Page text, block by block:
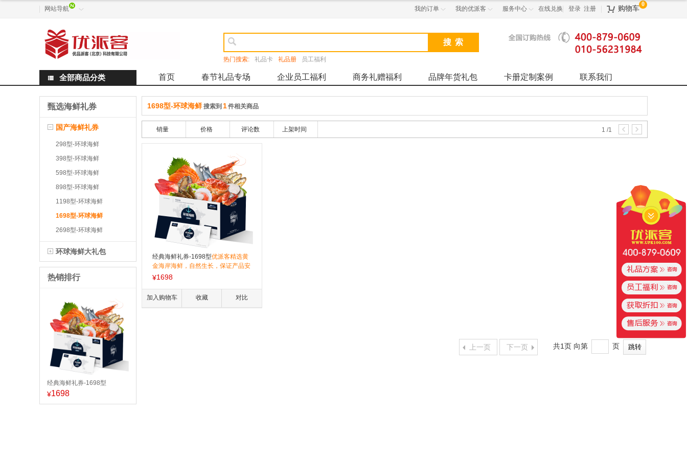
网站导航  我的订单  我的优派客  服务中心  在线兑换 登录 注册 
0
购物车

热门搜索: 礼品卡 礼品册 员工福利
 全部商品分类 首页 春节礼品专场 企业员工福利 商务礼赠福利 品牌年货礼包 卡册定制案例 联系我们
甄选海鲜礼券
国产海鲜礼券
298型-环球海鲜
398型-环球海鲜
598型-环球海鲜
898型-环球海鲜
1198型-环球海鲜
1698型-环球海鲜
2698型-环球海鲜
环球海鲜大礼包
热销排行
经典海鲜礼券-1698型
¥1698
1698型-环球海鲜搜索到 1件相关商品
销量 价格 评论数 上架时间 1 /1
经典海鲜礼券-1698型优派客精选黄
金海岸海鲜，自然生长，保证产品安
全健康。产品采用特制冻藏冷库，专
嫩。为您节日餐桌提供美味健康海鲜
礼盒，更是您节日亲友馈赠选择！
¥1698
加入购物车 收藏 对比
上一页 下一页 共1页 向第 页